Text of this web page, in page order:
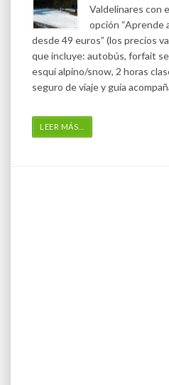
Valdelinares con
opción “Aprende
desde 49 euros” (los precios
que incluye: autobús, forfait
esquí alpino/snow, 2 horas
seguro de viaje y guía
LEER MÁS